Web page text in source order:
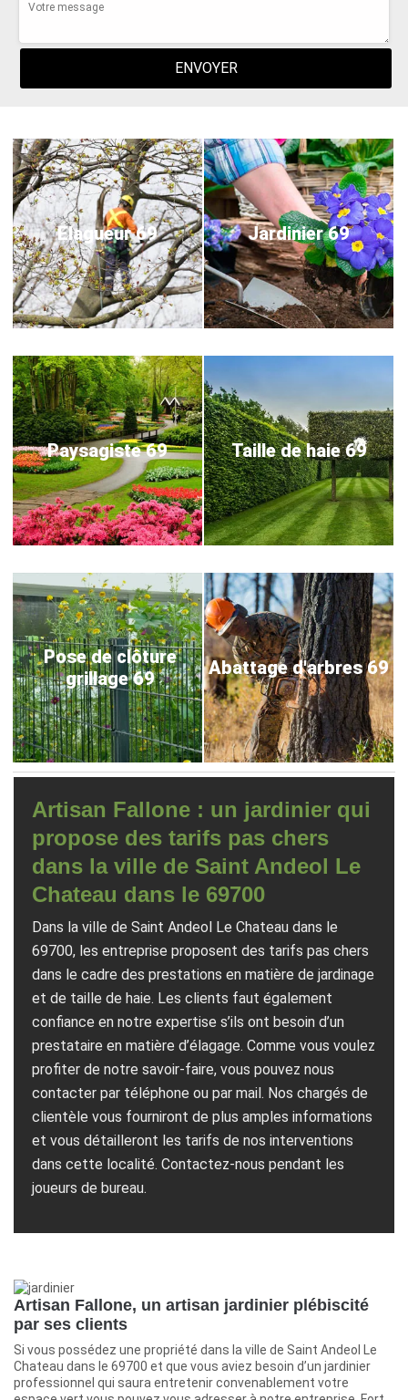
Elagueur 69 Jardinier 69
Paysagiste 69 Taille de haie 69
Pose de clôture
grillage 69
Abattage d'arbres 69
Artisan Fallone : un jardinier qui
propose des tarifs pas chers
dans la ville de Saint Andeol Le
Chateau dans le 69700
Dans la ville de Saint Andeol Le Chateau dans le
69700, les entreprise proposent des tarifs pas chers
dans le cadre des prestations en matière de jardinage
et de taille de haie. Les clients faut également
confiance en notre expertise s’ils ont besoin d’un
prestataire en matière d’élagage. Comme vous voulez
profiter de notre savoir-faire, vous pouvez nous
contacter par téléphone ou par mail. Nos chargés de
clientèle vous fourniront de plus amples informations
et vous détailleront les tarifs de nos interventions
dans cette localité. Contactez-nous pendant les
joueurs de bureau.
Artisan Fallone, un artisan jardinier plébiscité
par ses clients
Si vous possédez une propriété dans la ville de Saint Andeol Le
Chateau dans le 69700 et que vous aviez besoin d’un jardinier
professionnel qui saura entretenir convenablement votre